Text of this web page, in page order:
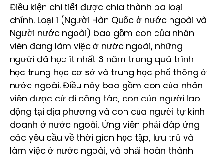
Điều kiện chi tiết được chia thành ba loại
chính. Loại 1 (Người Hàn Quốc ở nước ngoài và
Người nước ngoài) bao gồm con của nhân
viên đang làm việc ở nước ngoài, những
người đã học ít nhất 3 năm trong quá trình
học trung học cơ sở và trung học phổ thông ở
nước ngoài. Điều này bao gồm con của nhân
viên được cử đi công tác, con của người lao
động tại địa phương và con của người tự kinh
doanh ở nước ngoài. Ứng viên phải đáp ứng
các yêu cầu về thời gian học tập, lưu trú và
làm việc ở nước ngoài, và phải hoàn thành